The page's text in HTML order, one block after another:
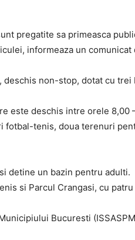
pregatite sa primeasca
informeaza un comunicat
deschis non-stop, dotat cu
este deschis intre orele 8,00
tenis, doua terenuri
detine un bazin pentru adulti.
si Parcul Crangasi, cu
Bucuresti